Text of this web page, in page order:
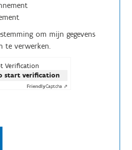
om mijn gegevens
te verwerken.
Verification
start verification
FriendlyCaptcha ⇗